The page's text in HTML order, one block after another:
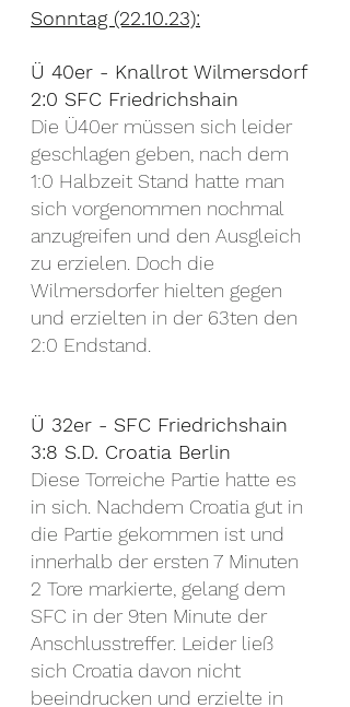
Sonntag (22.10.23):
Ü 40er - Knallrot Wilmersdorf
2:0 SFC Friedrichshain
Die Ü40er müssen sich leider
geschlagen geben, nach dem
1:0 Halbzeit Stand hatte man
sich vorgenommen nochmal
anzugreifen und den Ausgleich
zu erzielen. Doch die
Wilmersdorfer hielten gegen
und erzielten in der 63ten den
2:0 Endstand.
Ü 32er - SFC Friedrichshain
3:8 S.D. Croatia Berlin
Diese Torreiche Partie hatte es
in sich. Nachdem Croatia gut in
die Partie gekommen ist und
innerhalb der ersten 7 Minuten
2 Tore markierte, gelang dem
SFC in der 9ten Minute der
Anschlusstreffer. Leider ließ
sich Croatia davon nicht
beeindrucken und erzielte in